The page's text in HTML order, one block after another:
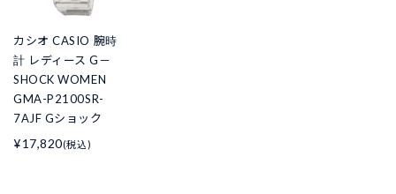
カシオ CASIO 腕時
計 レディース G－
SHOCK WOMEN
GMA-P2100SR-
7AJF Gショック
¥17,820(税込)